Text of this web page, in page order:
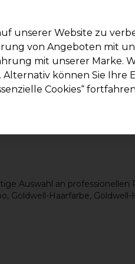
Suchen
Saloneinrichtung Kosmetik
Auswahl an
Goldwell-Haarfarbe,
unserer Website zu
von Angeboten mit
mit unserer Marke.
können Sie Ihre
Cookies“